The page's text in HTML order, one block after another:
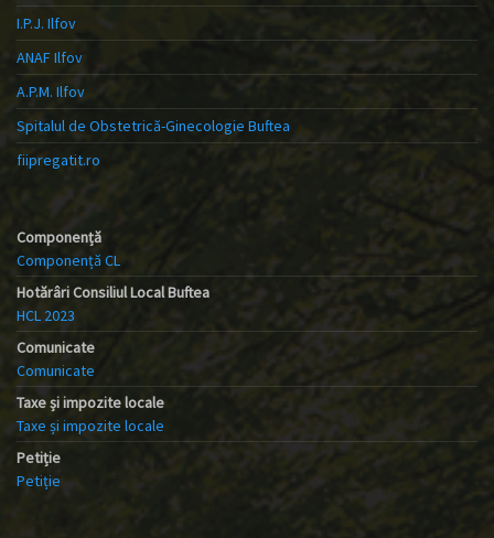
I.P.J. Ilfov
ANAF Ilfov
A.P.M. Ilfov
Spitalul de Obstetrică-Ginecologie Buftea
fiipregatit.ro
Componență
Componență CL
Hotărâri Consiliul Local Buftea
HCL 2023
Comunicate
Comunicate
Taxe și impozite locale
Taxe și impozite locale
Petiție
Petiție